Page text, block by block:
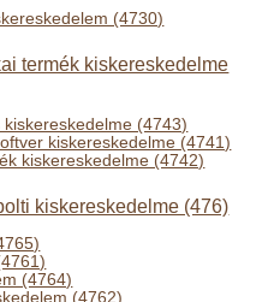
(4730)
termék kiskereskedelme
(4743)
kiskereskedelme (4741)
kiskereskedelme (4742)
kiskereskedelme (476)
(4764)
(4762)